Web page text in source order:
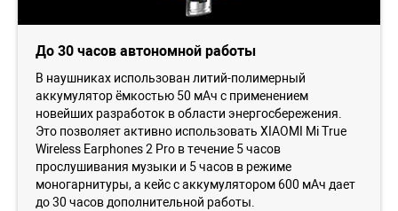
До 30 часов автономной работы
В наушниках использован литий-полимерный
аккумулятор ёмкостью 50 мАч с применением
новейших разработок в области энергосбережения.
Это позволяет активно использовать XIAOMI Mi True
Wireless Earphones 2 Pro в течение 5 часов
прослушивания музыки и 5 часов в режиме
моногарнитуры, а кейс с аккумулятором 600 мАч дает
до 30 часов дополнительной работы.